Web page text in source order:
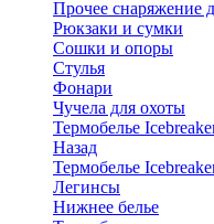
Прочее снаряжение
Рюкзаки и сумки
Сошки и опоры
Стулья
Фонари
Чучела для охоты
Термобелье
Назад
Термобелье
Легинсы
Нижнее белье